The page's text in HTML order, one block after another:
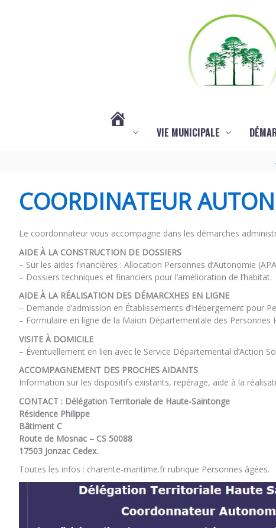
(PAS
TITRE)
VIE MUNICIPALE
COORDINATEUR
Le coordonnateur vous accompagne dans les démarches
AIDE À LA CONSTRUCTION DE DOSSIERS
– Sur les aides financières : Allocation Personnes d’Autonomie
– Dossiers techniques et financiers pour l’amélioration de l’habitat.
AIDE À LA RÉALISATION DES DÉMARCXHES EN LIGNE
– Demande d’admission en Établissements d’Hébergement pour
– Formulaire en ligne de la Maion Départementale des Personnes
VISITE À DOMICILE
– Éventuellement en lien avec le Service Départemental d’Action
ACCOMPAGNEMENT DES PROCHES AIDANTS
Information sur les dispositifs existants, repérage, aide à la
CONTACT : Délégation Territoriale de Haute-Saintonge
Résidence Philippe
Bâtiment C
Route de Mosnac – CS 50088
17503 Jonzac Cedex.
Toutes les infos : charente-maritime.fr rubrique Personnes âgées.